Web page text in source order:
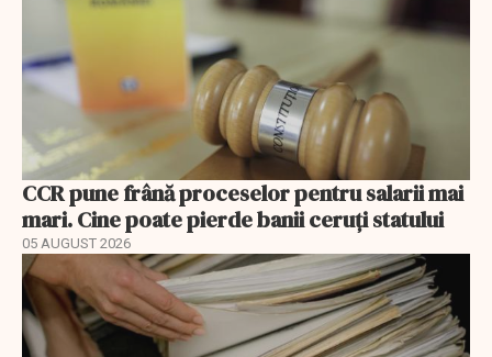
CCR pune frână proceselor pentru salarii mai
mari. Cine poate pierde banii ceruți statului
05 AUGUST 2026